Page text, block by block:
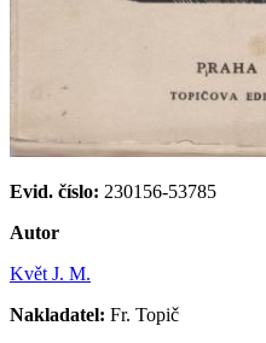
Evid. číslo: 230156-53785
Autor
Květ J. M.
Nakladatel: Fr. Topič